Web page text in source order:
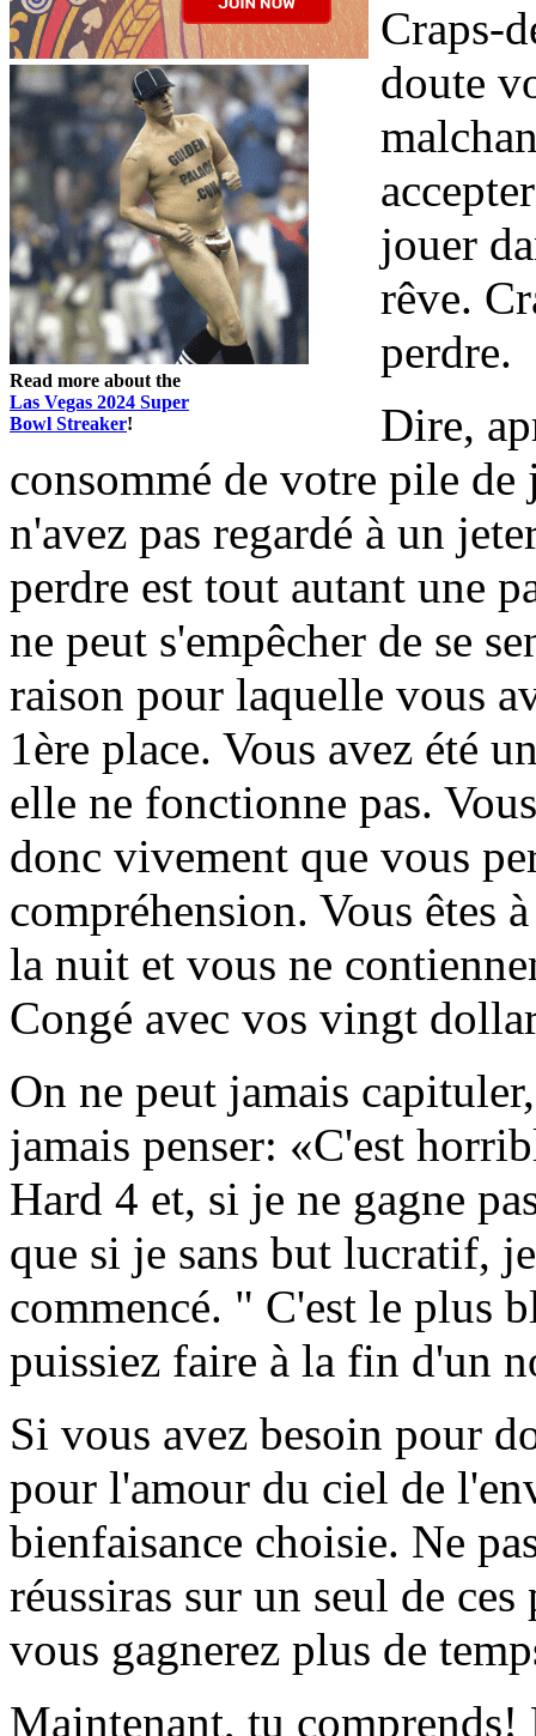
Read more about the
Las Vegas 2024 Super
Bowl Streaker!
Craps-
doute
jouer
rêve.
perdre.
Dire,
consommé de votre pile
n'avez pas regardé à un
perdre est tout autant une
ne peut s'empêcher de se
raison pour laquelle vous
1ère place. Vous avez été
elle ne fonctionne pas.
donc vivement que vous
compréhension. Vous êtes
la nuit et vous ne
Congé avec vos vingt
On ne peut jamais
jamais penser: «C'est
Hard 4 et, si je ne gagne
que si je sans but lucratif,
commencé. " C'est le plus
puissiez faire à la fin d'un
Si vous avez besoin pour
pour l'amour du ciel de
bienfaisance choisie. Ne
réussiras sur un seul de
vous gagnerez plus de
Maintenant, tu comprends!